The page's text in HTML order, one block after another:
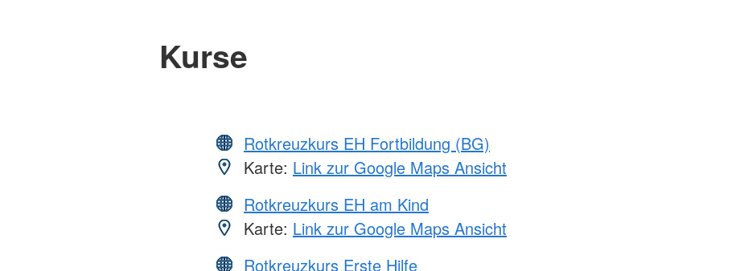
Kurse
Rotkreuzkurs EH Fortbildung (BG)
Karte: Link zur Google Maps Ansicht
Rotkreuzkurs EH am Kind
Karte: Link zur Google Maps Ansicht
Rotkreuzkurs Erste Hilfe